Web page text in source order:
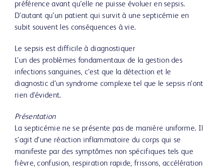
préférence avant qu’elle ne puisse évoluer en sepsis.
D’autant qu’un patient qui survit à une septicémie en
subit souvent les conséquences à vie.
Le sepsis est difficile à diagnostiquer
L’un des problèmes fondamentaux de la gestion des
infections sanguines, c’est que la détection et le
diagnostic d’un syndrome complexe tel que le sepsis n’ont
rien d’évident.
Présentation
La septicémie ne se présente pas de manière uniforme. Il
s’agit d’une réaction inflammatoire du corps qui se
manifeste par des symptômes non spécifiques tels que
fièvre, confusion, respiration rapide, frissons, accélération